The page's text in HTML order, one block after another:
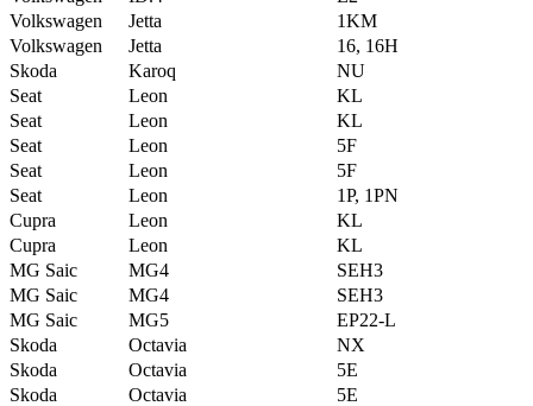
Volkswagen
Jetta
1KM
Volkswagen
Jetta
16, 16H
Skoda
Karoq
NU
Seat
Leon
KL
Seat
Leon
KL
Seat
Leon
5F
Seat
Leon
5F
Seat
Leon
1P, 1PN
Cupra
Leon
KL
Cupra
Leon
KL
MG Saic
MG4
SEH3
MG Saic
MG4
SEH3
MG Saic
MG5
EP22-L
Skoda
Octavia
NX
Skoda
Octavia
5E
Skoda
Octavia
5E